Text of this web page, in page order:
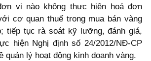
vị nào không thực hiện hoá đơn
cơ quan thuế trong mua bán vàng
tiếp tục rà soát kỹ lưỡng, đánh giá,
hiện Nghị định số 24/2012/NĐ-CP
quản lý hoạt động kinh doanh vàng.